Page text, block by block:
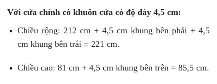
Với cửa chính có khuôn cửa có độ dày 4,5 cm:
Chiều rộng: 212 cm + 4,5 cm khung bên phải + 4,5
cm khung bên trái = 221 cm.
Chiều cao: 81 cm + 4,5 cm khung bên trên = 85,5 cm.